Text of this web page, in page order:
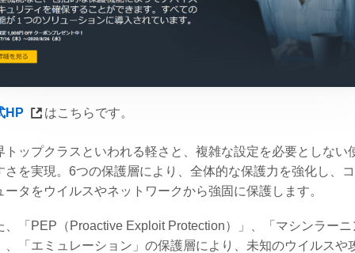
HP はこちらです。
トップクラスといわれる軽さと、複雑な設定を必要としない
さを実現。6つの保護層により、全体的な保護力を強化し、
ータをウイルスやネットワークから強固に保護します。
、「PEP（Proactive Exploit Protection）」、「マシンラーニ
、「エミュレーション」の保護層により、未知のウイルスや